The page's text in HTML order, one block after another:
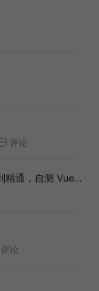
评论
精通，自测 Vue
评论